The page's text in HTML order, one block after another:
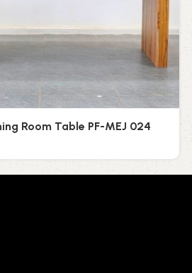
Room Table PF-MEJ 024